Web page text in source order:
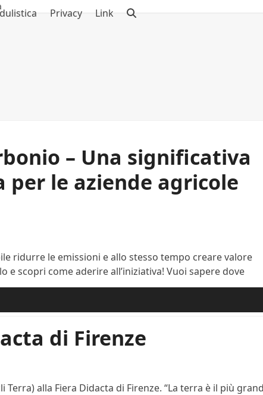
Privacy Link
– Una significativa
le aziende agricole
ridurre le emissioni e allo stesso tempo creare valore
scopri come aderire all’iniziativa! Vuoi sapere dove
di Firenze
alla Fiera Didacta di Firenze. “La terra è il più